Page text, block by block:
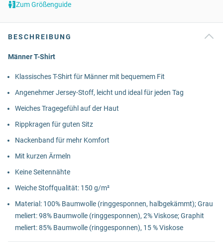
Zum Größenguide
BESCHREIBUNG
Männer T-Shirt
Klassisches T-Shirt für Männer mit bequemem Fit
Angenehmer Jersey-Stoff, leicht und ideal für jeden Tag
Weiches Tragegefühl auf der Haut
Rippkragen für guten Sitz
Nackenband für mehr Komfort
Mit kurzen Ärmeln
Keine Seitennähte
Weiche Stoffqualität: 150 g/m²
Material: 100% Baumwolle (ringgesponnen, halbgekämmt); Grau
meliert: 98% Baumwolle (ringgesponnen), 2% Viskose; Graphit
meliert: 85% Baumwolle (ringgesponnen), 15 % Viskose